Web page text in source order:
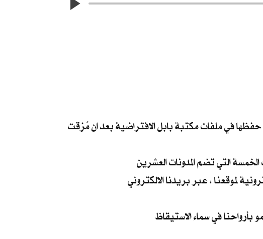
حفظها في ملفات مكتبة بابل الافتراضية بعد ان مُزقت
التي تضم المدونات العشرين
لموقعنا ، عبر بريدنا الالكتروني
في سماء الاستيقاظ